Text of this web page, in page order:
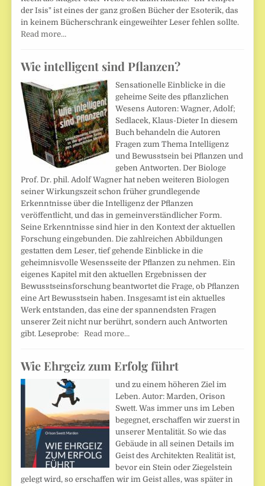
der Isis" ist eines der ganz großen Bücher der Esoterik, das
in keinem Bücherschrank eingeweihter Leser fehlen sollte.
Read more…
Wie intelligent sind Pflanzen?
Sensationelle Einblicke in die
geheime Seite des pflanzlichen
Wesens Autoren: Wagner, Adolf;
Sedlacek, Klaus-Dieter In diesem
Buch behandeln die Autoren
Fragen zum Thema Intelligenz
und Bewusstsein bei Pflanzen und
geben Antworten. Der Biologe
Prof. Dr. phil. Adolf Wagner hat neben weiteren Biologen
seiner Wirkungszeit schon früher grundlegende
Erkenntnisse über die Intelligenz der Pflanzen
veröffentlicht, und das in gemeinverständlicher Form.
Seine Erkenntnisse sind hier in den Kontext der aktuellen
Forschung eingebunden. Die zahlreichen Abbildungen
gestatten dem Leser, tief gehende Einblicke in die
geheimnisvolle Wesensseite der Pflanzen zu nehmen. Ein
eigenes Kapitel mit den aktuellen Ergebnissen der
Bewusstseinsforschung beantwortet die Frage, ob Pflanzen
eine Art Bewusstsein haben. Insgesamt ist ein aktuelles
Werk entstanden, das eine der spannendsten Fragen
unserer Zeit nicht nur berührt, sondern auch Antworten
gibt. Leseprobe: Read more…
Wie Ehrgeiz zum Erfolg führt
und zu einem höheren Ziel im
Leben. Autor: Marden, Orison
Swett. Was immer uns im Leben
begegnet, erschaffen wir zuerst in
unserer Mentalität. So wie das
Gebäude in all seinen Details im
Geist des Architekten Realität ist,
bevor ein Stein oder Ziegelstein
gelegt wird, so erschaffen wir im Geist alles, was später in